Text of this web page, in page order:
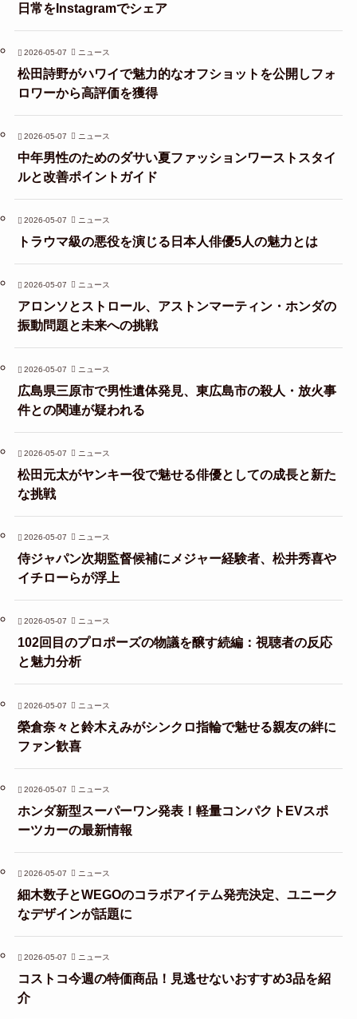
日常をInstagramでシェア
2026-05-07 ニュース
松田詩野がハワイで魅力的なオフショットを公開しフォ
ロワーから高評価を獲得
2026-05-07 ニュース
中年男性のためのダサい夏ファッションワーストスタイ
ルと改善ポイントガイド
2026-05-07 ニュース
トラウマ級の悪役を演じる日本人俳優5人の魅力とは
2026-05-07 ニュース
アロンソとストロール、アストンマーティン・ホンダの
振動問題と未来への挑戦
2026-05-07 ニュース
広島県三原市で男性遺体発見、東広島市の殺人・放火事
件との関連が疑われる
2026-05-07 ニュース
松田元太がヤンキー役で魅せる俳優としての成長と新た
な挑戦
2026-05-07 ニュース
侍ジャパン次期監督候補にメジャー経験者、松井秀喜や
イチローらが浮上
2026-05-07 ニュース
102回目のプロポーズの物議を醸す続編：視聴者の反応
と魅力分析
2026-05-07 ニュース
榮倉奈々と鈴木えみがシンクロ指輪で魅せる親友の絆に
ファン歓喜
2026-05-07 ニュース
ホンダ新型スーパーワン発表！軽量コンパクトEVスポ
ーツカーの最新情報
2026-05-07 ニュース
細木数子とWEGOのコラボアイテム発売決定、ユニーク
なデザインが話題に
2026-05-07 ニュース
コストコ今週の特価商品！見逃せないおすすめ3品を紹
介